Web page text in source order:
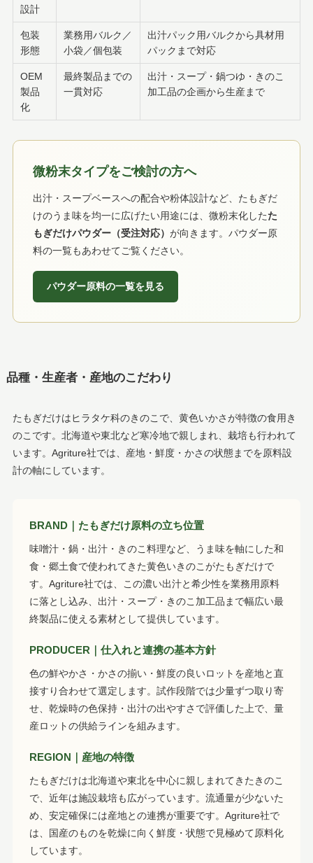
設計
包装
形態
業務用バルク／
小袋／個包装
出汁パック用バルクから具材用
パックまで対応
OEM
製品
化
最終製品までの
一貫対応
出汁・スープ・鍋つゆ・きのこ
加工品の企画から生産まで
微粉末タイプをご検討の方へ
出汁・スープベースへの配合や粉体設計など、たもぎだ
けのうま味を均一に広げたい用途には、微粉末化したた
もぎだけパウダー（受注対応） が向きます。パウダー原
料の一覧もあわせてご覧ください。
パウダー原料の一覧を見る
品種・生産者・産地のこだわり
たもぎだけはヒラタケ科のきのこで、黄色いかさが特徴の食用き
のこです。北海道や東北など寒冷地で親しまれ、栽培も行われて
います。Agriture社では、産地・鮮度・かさの状態までを原料設
計の軸にしています。
BRAND｜たもぎだけ原料の立ち位置
味噌汁・鍋・出汁・きのこ料理など、うま味を軸にした和
食・郷土食で使われてきた黄色いきのこがたもぎだけで
す。Agriture社では、この濃い出汁と希少性を業務用原料
に落とし込み、出汁・スープ・きのこ加工品まで幅広い最
終製品に使える素材として提供しています。
PRODUCER｜仕入れと連携の基本方針
色の鮮やかさ・かさの揃い・鮮度の良いロットを産地と直
接すり合わせて選定します。試作段階では少量ずつ取り寄
せ、乾燥時の色保持・出汁の出やすさで評価した上で、量
産ロットの供給ラインを組みます。
REGION｜産地の特徴
たもぎだけは北海道や東北を中心に親しまれてきたきのこ
で、近年は施設栽培も広がっています。流通量が少ないた
め、安定確保には産地との連携が重要です。Agriture社で
は、国産のものを乾燥に向く鮮度・状態で見極めて原料化
しています。